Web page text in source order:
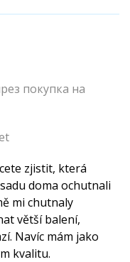
покупка на
zjistit, která
doma ochutnali
mi chutnaly
větší balení,
Navíc mám jako
kvalitu.